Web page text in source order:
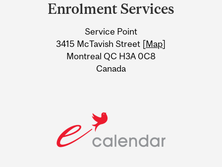
Information
Enrolment Services
Service Point
3415 McTavish Street [Map]
Montreal QC H3A 0C8
Canada